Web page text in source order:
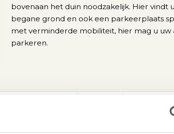
bovenaan het duin noodzakelijk. Hier vindt
begane grond en ook een parkeerplaats
met verminderde mobiliteit, hier mag u
parkeren.